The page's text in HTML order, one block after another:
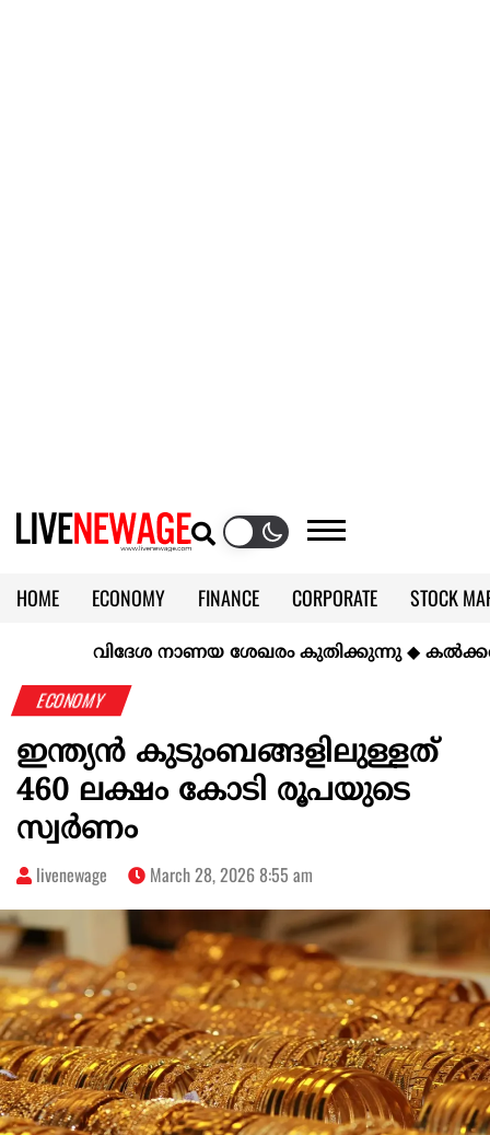
HOME ECONOMY FINANCE CORPORATE
STOCK
KERALA @70
വിദേശ നാണയ ശേഖരം കുതിക്കുന്നു◆
ECONOMY
ഇന്ത്യൻ കുടുംബങ്ങളിലുള്ളത്
460 ലക്ഷം കോടി രൂപയുടെ
സ്വർണം
livenewage March 28, 2026 8:55 am